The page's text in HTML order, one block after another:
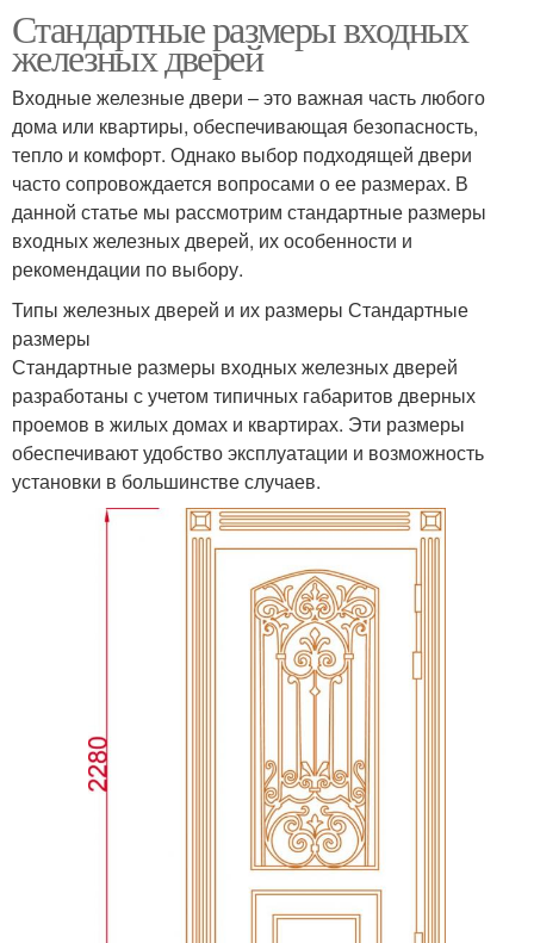
Стандартные размеры входных
железных дверей
Входные железные двери – это важная часть любого
дома или квартиры, обеспечивающая безопасность,
тепло и комфорт. Однако выбор подходящей двери
часто сопровождается вопросами о ее размерах. В
данной статье мы рассмотрим стандартные размеры
входных железных дверей, их особенности и
рекомендации по выбору.
Типы железных дверей и их размеры Стандартные
размеры
Стандартные размеры входных железных дверей
разработаны с учетом типичных габаритов дверных
проемов в жилых домах и квартирах. Эти размеры
обеспечивают удобство эксплуатации и возможность
установки в большинстве случаев.